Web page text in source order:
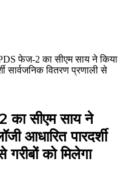
फेज-2 का सीएम साय ने किया
सार्वजनिक वितरण प्रणाली से
सीएम साय ने
आधारित पारदर्शी
गरीबों को मिलेगा